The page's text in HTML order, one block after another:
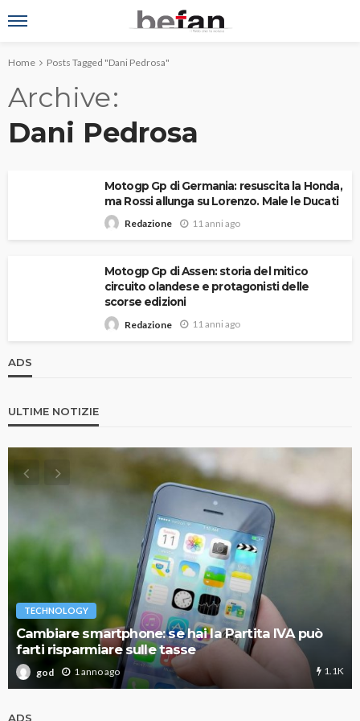
Home Posts Tagged "Dani Pedrosa"
Archive
Dani Pedrosa
Motogp Gp di Germania: resuscita la Honda,
ma Rossi allunga su Lorenzo. Male le Ducati
Redazione 11 anni ago
Motogp Gp di Assen: storia del mitico
circuito olandese e protagonisti delle
scorse edizioni
Redazione 11 anni ago
ADS
ULTIME NOTIZIE
TECHNOLOGY
Cambiare smartphone: se hai la Partita IVA può
farti risparmiare sulle tasse
god 1 anno ago 1.1K
ADS